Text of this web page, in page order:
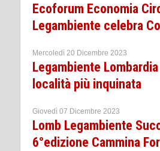
Ecoforum Economia
Legambiente celebra
Mercoledì 20 Dicembre 2023
Legambiente
località più inquinata
Giovedì 07 Dicembre 2023
Lomb Legambiente
6°edizione Cammina